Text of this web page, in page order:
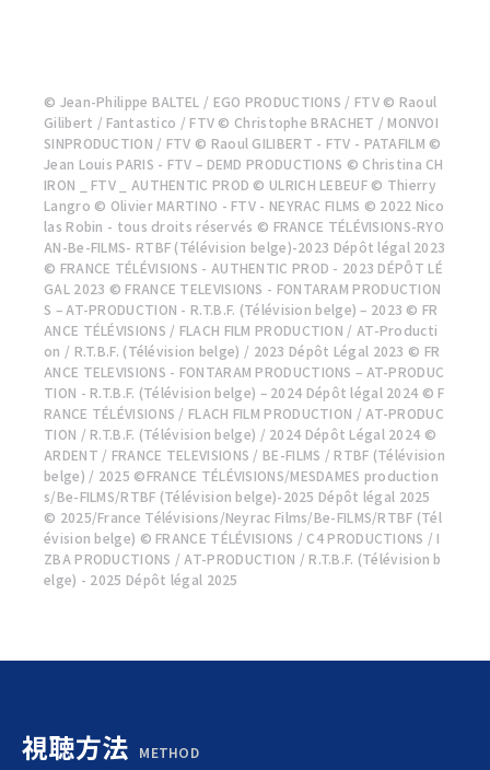
© Jean-Philippe BALTEL / EGO PRODUCTIONS / FTV © Raoul
Gilibert / Fantastico / FTV © Christophe BRACHET / MONVOI
SINPRODUCTION / FTV © Raoul GILIBERT - FTV - PATAFILM ©
Jean Louis PARIS - FTV – DEMD PRODUCTIONS © Christina CH
IRON _ FTV _ AUTHENTIC PROD © ULRICH LEBEUF © Thierry
Langro © Olivier MARTINO - FTV - NEYRAC FILMS © 2022 Nico
las Robin - tous droits réservés © FRANCE TÉLÉVISIONS-RYO
AN-Be-FILMS- RTBF (Télévision belge)-2023 Dépôt légal 2023
© FRANCE TÉLÉVISIONS - AUTHENTIC PROD - 2023 DÉPÔT LÉ
GAL 2023 © FRANCE TELEVISIONS - FONTARAM PRODUCTION
S – AT-PRODUCTION - R.T.B.F. (Télévision belge) – 2023 © FR
ANCE TÉLÉVISIONS / FLACH FILM PRODUCTION / AT-Producti
on / R.T.B.F. (Télévision belge) / 2023 Dépôt Légal 2023 © FR
ANCE TELEVISIONS - FONTARAM PRODUCTIONS – AT-PRODUC
TION - R.T.B.F. (Télévision belge) – 2024 Dépôt légal 2024 © F
RANCE TÉLÉVISIONS / FLACH FILM PRODUCTION / AT-PRODUC
TION / R.T.B.F. (Télévision belge) / 2024 Dépôt Légal 2024 ©
ARDENT / FRANCE TELEVISIONS / BE-FILMS / RTBF (Télévision
belge) / 2025 ©FRANCE TÉLÉVISIONS/MESDAMES production
s/Be-FILMS/RTBF (Télévision belge)-2025 Dépôt légal 2025
© 2025/France Télévisions/Neyrac Films/Be-FILMS/RTBF (Tél
évision belge) © FRANCE TÉLÉVISIONS / C4 PRODUCTIONS / I
ZBA PRODUCTIONS / AT-PRODUCTION / R.T.B.F. (Télévision b
elge) - 2025 Dépôt légal 2025
視聴方法 METHOD